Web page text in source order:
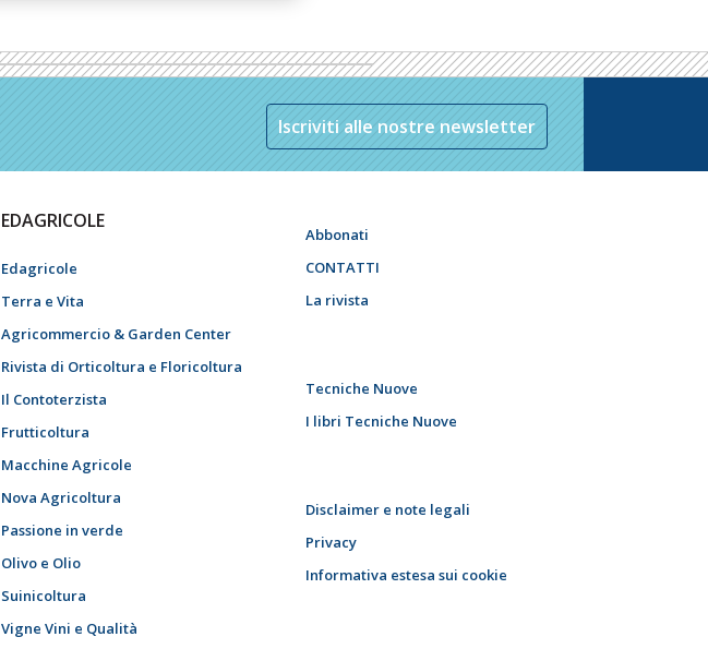
Iscriviti alle nostre newsletter
EDAGRICOLE
Edagricole
Terra e Vita
Agricommercio & Garden Center
Rivista di Orticoltura e Floricoltura
Il Contoterzista
Frutticoltura
Macchine Agricole
Nova Agricoltura
Passione in verde
Olivo e Olio
Suinicoltura
Vigne Vini e Qualità
Abbonati
CONTATTI
La rivista
Tecniche Nuove
I libri Tecniche Nuove
Disclaimer e note legali
Privacy
Informativa estesa sui cookie